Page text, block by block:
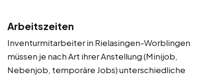
Arbeitszeiten
Inventurmitarbeiter in Rielasingen-Worblingen
müssen je nach Art ihrer Anstellung (Minijob,
Nebenjob, temporäre Jobs) unterschiedliche